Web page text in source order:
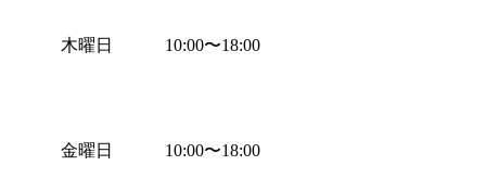
木曜日
金曜日
10:00〜18:00
10:00〜18:00